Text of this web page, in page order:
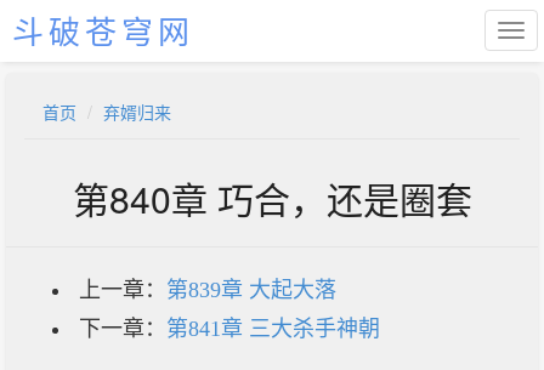
斗破苍穹网
首页 弃婿归来
第840章 巧合，还是圈套
上一章： 第839章 大起大落
下一章： 第841章 三大杀手神朝